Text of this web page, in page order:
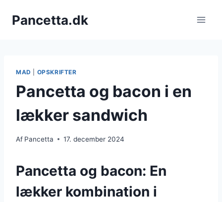
Pancetta.dk
MAD OPSKRIFTER
Pancetta og bacon i en
lækker sandwich
Af Pancetta 17. december 2024
Pancetta og bacon: En
lækker kombination i